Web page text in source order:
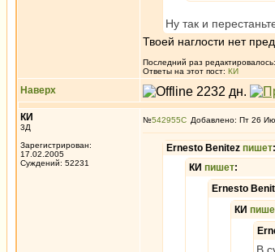
Ну так и
Твоей наглости нет
Последний раз
Ответы на этот пост: КИ
Наверх
КИ
3Д
Зарегистрирован:
17.02.2005
Суждений: 52231
№542955 Добавлено: Пт 26
Ernesto Benitez пишет:
КИ пишет:
Ernesto
КИ